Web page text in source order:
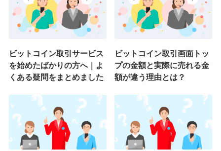
ビットコイン取引サービス
を始めたばかりの方へ｜よ
くある疑問をまとめました
ビットコイン取引画面トッ
プの金額と実際に売れる金
額が違う理由とは？